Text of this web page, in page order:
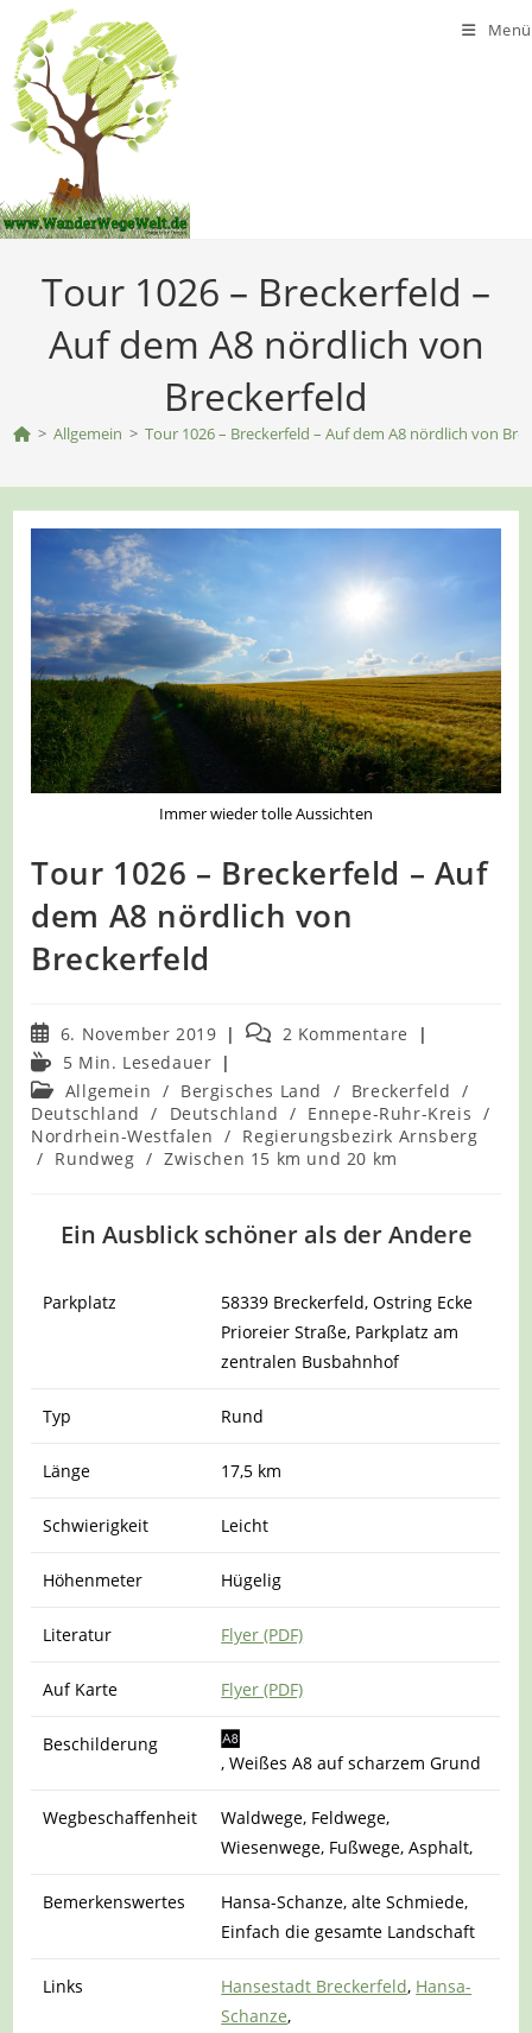
Inhalt
springen
Menü
Tour 1026 – Breckerfeld –
Auf dem A8 nördlich von
Breckerfeld
> Allgemein > Tour 1026 – Breckerfeld – Auf dem A8 nördlich von
Immer wieder tolle Aussichten
Tour 1026 – Breckerfeld – Auf
dem A8 nördlich von
Breckerfeld
Beitrag
veröffentlicht:
6. November 2019
Beitrags-2 Kommentare
Lesedauer:
5 Min. Lesedauer
Beitrags-
Kategorie:
Allgemein / Bergisches Land / Breckerfeld /
Deutschland
/ Deutschland / Ennepe-Ruhr-Kreis /
Nordrhein-Westfalen / Regierungsbezirk Arnsberg
/ Rundweg / Zwischen 15 km und 20 km
Ein Ausblick schöner als der Andere
Parkplatz
58339 Breckerfeld, Ostring Ecke
Prioreier Straße, Parkplatz am
zentralen Busbahnhof
Typ Rund
Länge 17,5 km
Schwierigkeit Leicht
Höhenmeter Hügelig
Literatur Flyer (PDF)
Auf Karte Flyer (PDF)
Beschilderung
, Weißes A8 auf scharzem Grund
Wegbeschaffenheit
Waldwege, Feldwege,
Wiesenwege, Fußwege, Asphalt,
Bemerkenswertes
Hansa-Schanze, alte Schmiede,
Einfach die gesamte Landschaft
Links Hansestadt Breckerfeld, Hansa-
Schanze,